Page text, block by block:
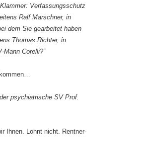
Verfassungsschutz
Ralf Marschner, in
dem Sie gearbeitet haben
Thomas Richter, in
Mann Corelli?“
psychiatrische SV Prof.
Ihnen. Lohnt nicht. Rentner-